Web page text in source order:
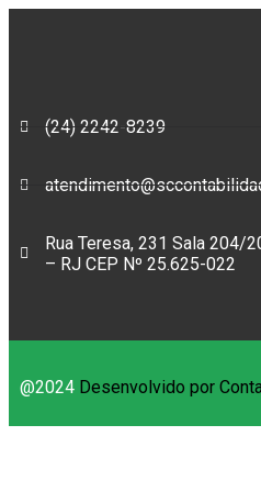
(24) 2242-8239
Rua Teresa, 231 Sala 204/
– RJ CEP Nº 25.625-022
@2024 Desenvolvido por